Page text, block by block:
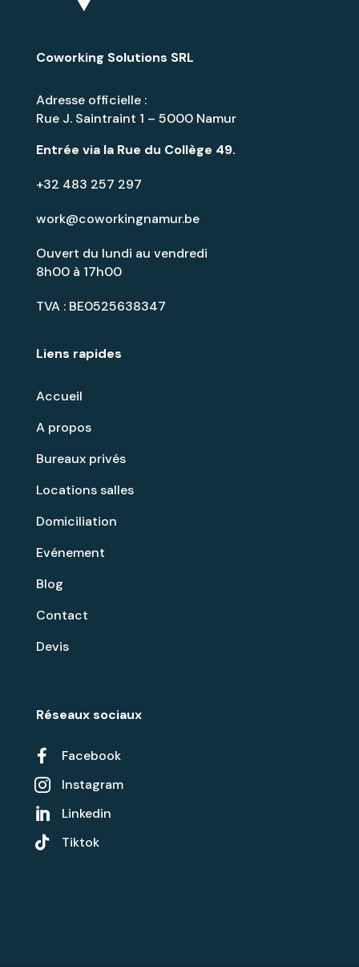
Réseaux sociaux
 Facebook
 Instagram

Linkedin

Tiktok
Liens rapides
Accueil
A propos
Bureaux privés
Locations salles
Domiciliation
Evénement
Blog
Contact
Devis
Coworking Solutions SRL
Adresse officielle :
Rue J. Saintraint 1 – 5000 Namur
Entrée via la Rue du Collège 49.
+32 483 257 297
work@coworkingnamur.be
Ouvert du lundi au vendredi
8h00 à 17h00
TVA : BE0525638347